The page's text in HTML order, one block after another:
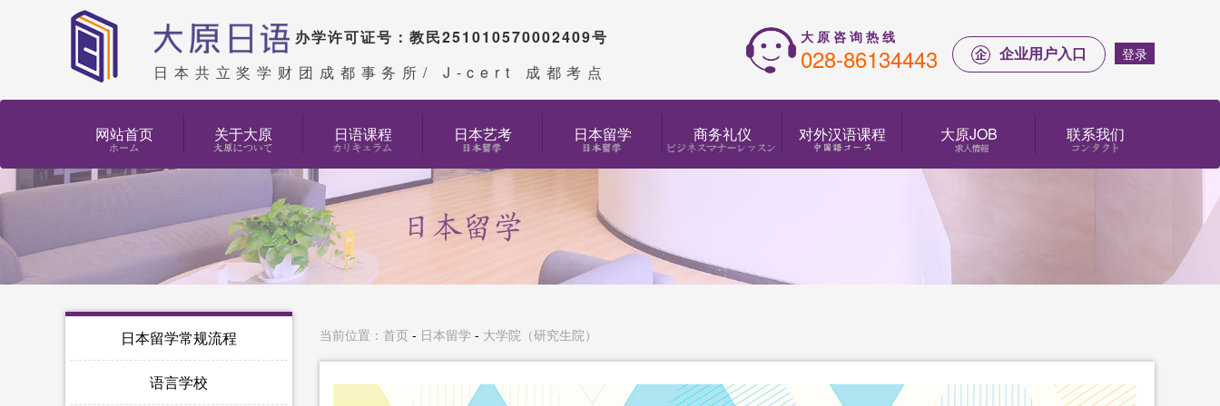
办学许可证号：教民251010570002409号
日本共立奖学财团成都事务所/ J-cert 成都考点
大 原 咨 询 热 线
028-86134443 企业用户入口 登录
网站首页 关于大原 日语课程 日本艺考 日本留学 商务礼仪 对外汉语课程 大原JOB 联系我们
日本留学常规流程
语言学校
预约留学方案
当前位置： 首页 - 日本留学 - 大学院（研究生院）